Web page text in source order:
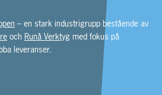
– en stark industrigrupp bestående av
och Runå Verktyg med fokus på
leveranser.